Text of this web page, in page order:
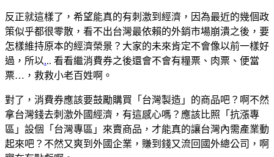
反正就這樣了，希望能真的有刺激到經濟，因為最近的幾個政
策似乎都很零散，看不出台灣最依賴的外銷市場崩潰之後，要
怎樣維持原本的經濟榮景？大家的未來肯定不會像以前一樣好
過，所以... 看看繼消費券之後還會不會有糧票、肉票、便當
票…，救救小老百姓啊。
對了，消費券應該要鼓勵購買「台灣製造」的商品吧？啊不然
拿台灣錢去刺激外國經濟，有這感心嗎？應該比照「抗漲專
區」設個「台灣專區」來賣商品，才能真的讓台灣內需產業動
起來吧？不然又爽到外國企業，賺到錢又流回國外總公司，啊